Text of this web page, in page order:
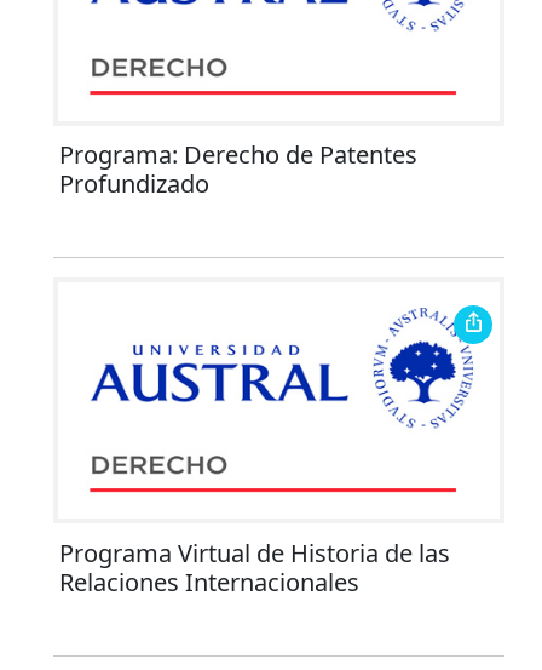
Programa: Derecho de Patentes
Profundizado
Programa Virtual de Historia de las
Relaciones Internacionales